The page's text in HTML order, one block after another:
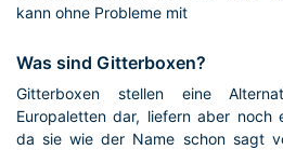
kann ohne Probleme mit
Was sind Gitterboxen?
Gitterboxen stellen eine
Europaletten dar, liefern aber noch
da sie wie der Name schon sagt